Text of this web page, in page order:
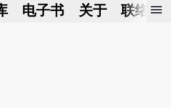
电子书 关于 联络我
menu